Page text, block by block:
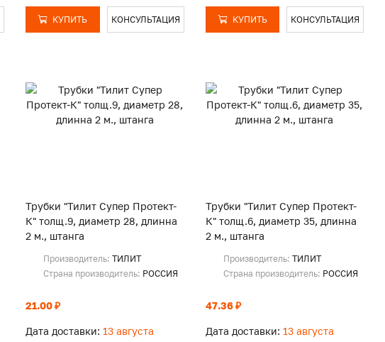
КУПИТЬ КОНСУЛЬТАЦИЯ КУПИТЬ КОНСУЛЬТАЦИЯ
Трубки "Тилит Супер Протект-
К" толщ.9, диаметр 28, длинна
2 м., штанга
Производитель: ТИЛИТ
Страна производитель: РОССИЯ
21.00 ₽
Дата доставки: 13 августа
Трубки "Тилит Супер Протект-
К" толщ.6, диаметр 35, длинна
2 м., штанга
Производитель: ТИЛИТ
Страна производитель: РОССИЯ
47.36 ₽
Дата доставки: 13 августа